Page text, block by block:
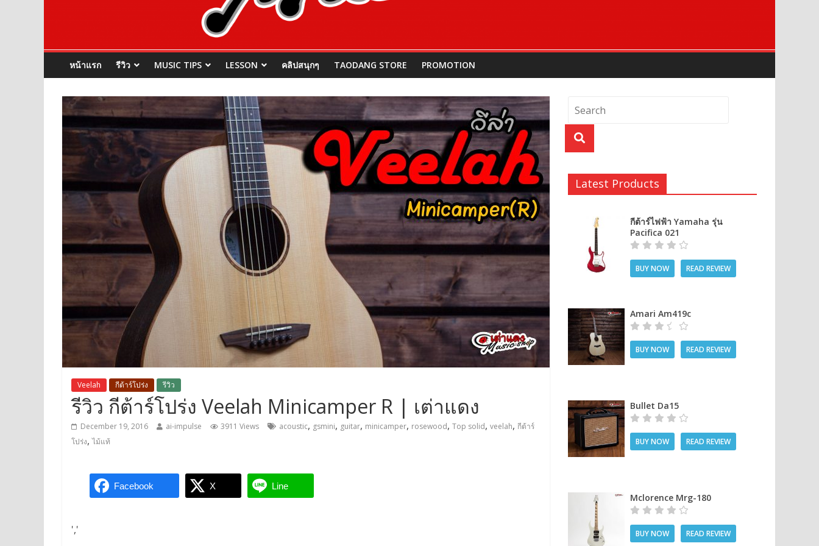
หน้าแรก รีวิว MUSIC TIPS LESSON คลิปสนุกๆ TAODANG STORE PROMOTION
Veelah กีต้าร์โปร่ง รีวิว
รีวิว กีต้าร์โปร่ง Veelah Minicamper R | เต่าแดง
December 19, 2016 ai-impulse 3911 Views acoustic, gsmini, guitar, minicamper, rosewood, Top solid, veelah, กีต้าร์
โปร่ง,ไม้แท้
Facebook X Line
','
Latest Products
กีต้าร์ไฟฟ้า Yamaha รุ่น
Pacifica 021
BUY NOW READ REVIEW
Amari Am419c
BUY NOW READ REVIEW
Bullet Da15
BUY NOW READ REVIEW
Mclorence Mrg-180
BUY NOW READ REVIEW